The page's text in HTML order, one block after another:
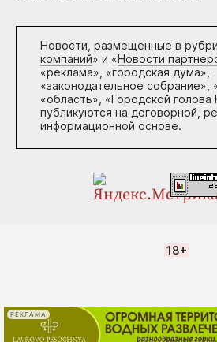
Новости, размещенные в
компаний» и «Новости
«реклама», «городская дума»,
«законодательное собрание»,
«область», «Городской голова
публикуются на договорной,
информационной основе.
18+
РЕКЛАМА